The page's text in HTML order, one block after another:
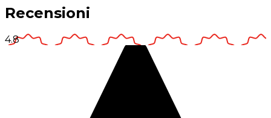
Recensioni
4.8